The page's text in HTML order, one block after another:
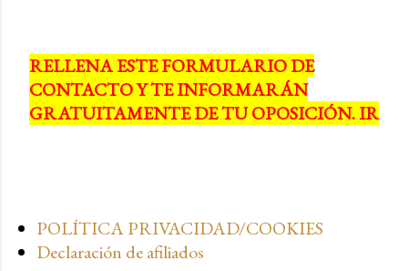
RELLENA ESTE FORMULARIO DE
CONTACTO Y TE INFORMARÁN
GRATUITAMENTE DE TU OPOSICIÓN. IR
POLÍTICA PRIVACIDAD/COOKIES
Declaración de afiliados